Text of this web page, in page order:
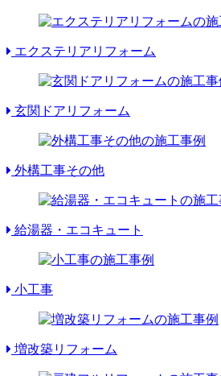
エクステリアリフォーム
玄関ドアリフォーム
外構工事その他
給湯器・エコキュート
小工事
増改築リフォーム